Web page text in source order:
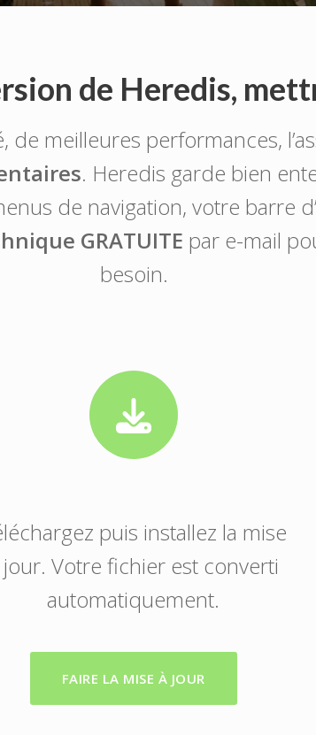
de Heredis,
meilleures performances,
. Heredis garde bien
de navigation, votre barre
GRATUITE par e-mail
besoin.
puis installez la mise
jour. Votre fichier est converti
automatiquement.
FAIRE LA MISE À JOUR